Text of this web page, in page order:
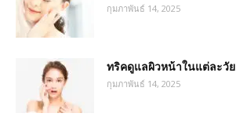
กุมภาพันธ์ 14, 2025
ทริคดูแลผิวหน้าในแต่ละวัย
กุมภาพันธ์ 14, 2025